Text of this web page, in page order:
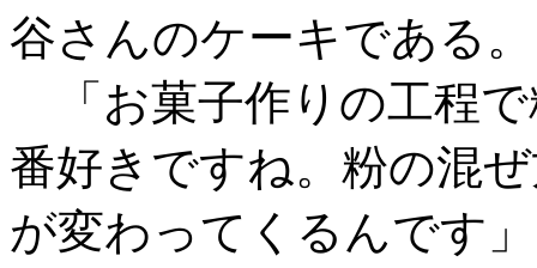
谷さんのケーキである。
「お菓子作りの工程
番好きですね。粉の混
が変わってくるんです